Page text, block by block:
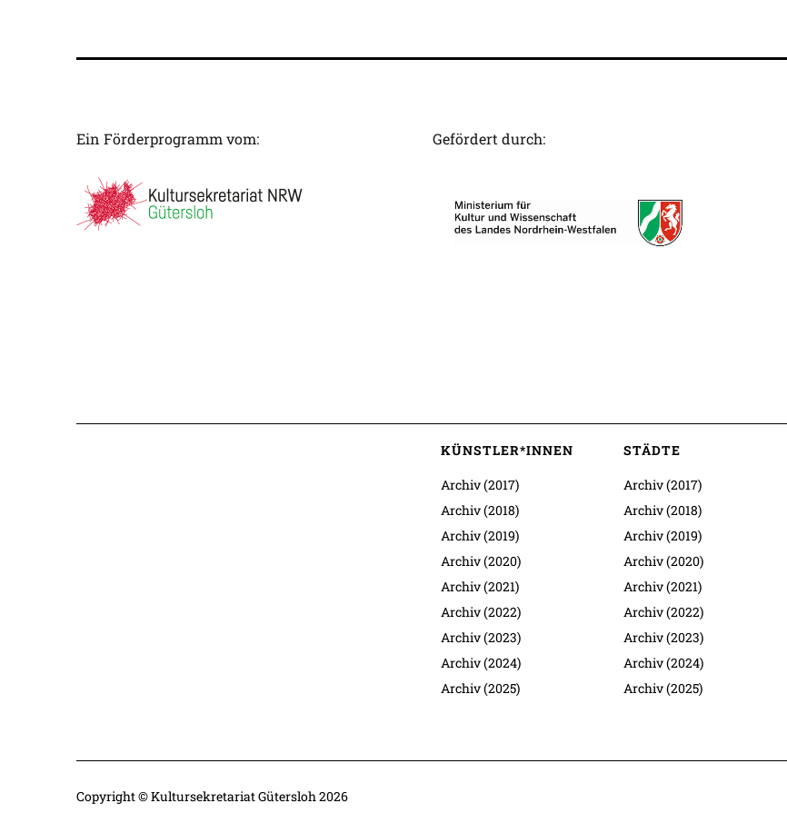
Ein Förderprogramm vom: Gefördert durch:
KÜNSTLER*INNEN
Archiv (2017)
Archiv (2018)
Archiv (2019)
Archiv (2020)
Archiv (2021)
Archiv (2022)
Archiv (2023)
Archiv (2024)
Archiv (2025)
STÄDTE
Archiv (2017)
Archiv (2018)
Archiv (2019)
Archiv (2020)
Archiv (2021)
Archiv (2022)
Archiv (2023)
Archiv (2024)
Archiv (2025)
Copyright © Kultursekretariat Gütersloh 2026